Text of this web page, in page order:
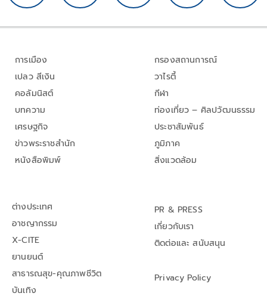
การเมือง
เปลว สีเงิน
คอลัมนิสต์
บทความ
เศรษฐกิจ
ข่าวพระราชสำนัก
หนังสือพิมพ์
กรองสถานการณ์
วาไรตี้
กีฬา
ท่องเที่ยว – ศิลปวัฒนธรรม
ประชาสัมพันธ์
ภูมิภาค
สิ่งแวดล้อม
ต่างประเทศ
อาชญากรรม
X-CITE
ยานยนต์
สาธารณสุข-คุณภาพชีวิต
บันเทิง
PR & PRESS
เกี่ยวกับเรา
ติดต่อและ สนับสนุน
Privacy Policy